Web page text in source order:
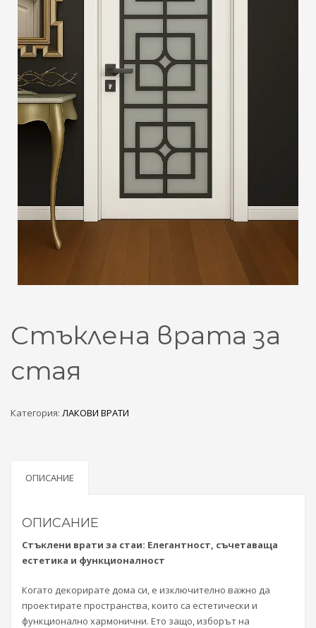
Стъклена врата за
стая
Категория: ЛАКОВИ ВРАТИ
ОПИСАНИЕ
ОПИСАНИЕ
Стъклени врати за стаи: Елегантност, съчетаваща
естетика и функционалност
Когато декорирате дома си, е изключително важно да
проектирате пространства, които са естетически и
функционално хармонични. Ето защо, изборът на